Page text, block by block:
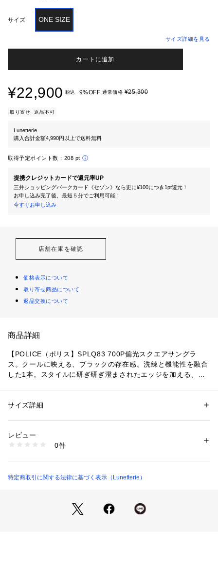
サイズ ONE SIZE
サイズ詳細を見る
カートに追加
¥22,900 税込 9%OFF 通常価格¥25,300
取り寄せ 返品不可
Lunetterie
購入合計金額4,990円以上で送料無料
取得予定ポイント数： 208 pt
提携クレジットカードで還元率UP
三井ショッピングパークカード《セゾン》なら更に¥100につき1pt還元！
お申し込み完了後、最短５分でご利用可能！
今すぐお申し込み
店舗在庫を確認
価格表示について
取り寄せ商品について
返品交換について
商品詳細
【POLICE（ポリス】SPLQ83 700P偏光スクエアサングラ
ス。クールに映える、ブラックの存在感。洗練と機能性を融合
した1本。スタイルに研ぎ研ぎ澄まされたエッジを加える、イ
クールな光沢を放つシャイニーブラックフレームと、フェイス
感性と機能美が融合したスクエアシェイプのフルリムサングラ
スです。フロントには上質な光沢を放つアセテート素材を使用
な横顔を引き立てます。【引き算の美学にほんの少しのエッジ
ルムとディテールはビジネススタイルにもカジュアルスタイル
にも自在にマッチ。「ベーシックなデザインに物足りなさを感
性別：レディース
素材：■レンズ：プラスティック
■テンプル：プラスティック
SPL-Q83-700P （ショップ）
サイズ詳細
レビュー
0件
特定商取引に関する法律に基づく表示（Lunetterie）